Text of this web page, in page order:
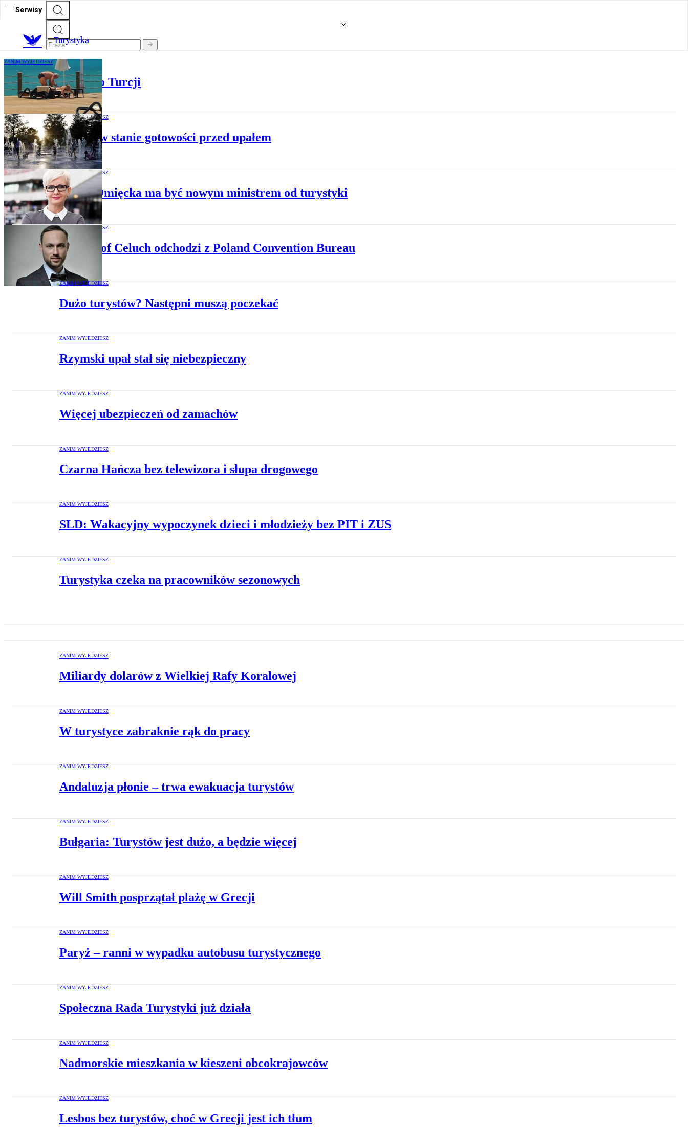
Serwisy
Turystyka
ZANIM WYJEDZIESZ
Turyści wracają do Turcji
ZANIM WYJEDZIESZ
Grecja w stanie gotowości przed upałem
ZANIM WYJEDZIESZ
Alicja Omięcka ma być nowym ministrem od turystyki
ZANIM WYJEDZIESZ
Krzysztof Celuch odchodzi z Poland Convention Bureau
ZANIM WYJEDZIESZ
Dużo turystów? Następni muszą poczekać
ZANIM WYJEDZIESZ
Rzymski upał stał się niebezpieczny
ZANIM WYJEDZIESZ
Więcej ubezpieczeń od zamachów
ZANIM WYJEDZIESZ
Czarna Hańcza bez telewizora i słupa drogowego
ZANIM WYJEDZIESZ
SLD: Wakacyjny wypoczynek dzieci i młodzieży bez PIT i ZUS
ZANIM WYJEDZIESZ
Turystyka czeka na pracowników sezonowych
ZANIM WYJEDZIESZ
Miliardy dolarów z Wielkiej Rafy Koralowej
ZANIM WYJEDZIESZ
W turystyce zabraknie rąk do pracy
ZANIM WYJEDZIESZ
Andaluzja płonie – trwa ewakuacja turystów
ZANIM WYJEDZIESZ
Bułgaria: Turystów jest dużo, a będzie więcej
ZANIM WYJEDZIESZ
Will Smith posprzątał plażę w Grecji
ZANIM WYJEDZIESZ
Paryż – ranni w wypadku autobusu turystycznego
ZANIM WYJEDZIESZ
Społeczna Rada Turystyki już działa
ZANIM WYJEDZIESZ
Nadmorskie mieszkania w kieszeni obcokrajowców
ZANIM WYJEDZIESZ
Lesbos bez turystów, choć w Grecji jest ich tłum